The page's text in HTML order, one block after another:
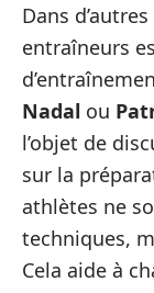
Dans
entraîneurs
Nadal ou
l’objet de
sur la
athlètes ne
techniques,
Cela aide à